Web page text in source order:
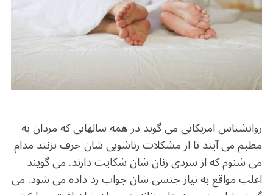
o
k
m p
p
روانشناس امریکایی می گوید در همه سالهایی که مردان به
مطبم می آیند تا از مشکلات زناشویی شان حرف بزنند مدام
می شنوم که از سردی زنان شان شکایت دارند. می گویند
اغلب مواقع به نیاز جنسی شان جواب رد داده می شود. می